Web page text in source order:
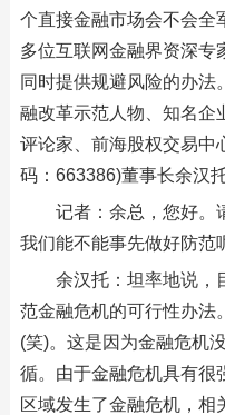
个直接金融市场会不会全
多位互联网金融界资深专
同时提供规避风险的办法
融改革示范人物、知名企
评论家、前海股权交易中
码：663386)董事长余汉
记者：余总，您好。
我们能不能事先做好防范
余汉托：坦率地说，
范金融危机的可行性办法
(笑)。这是因为金融危机
循。由于金融危机具有很
区域发生了金融危机，相